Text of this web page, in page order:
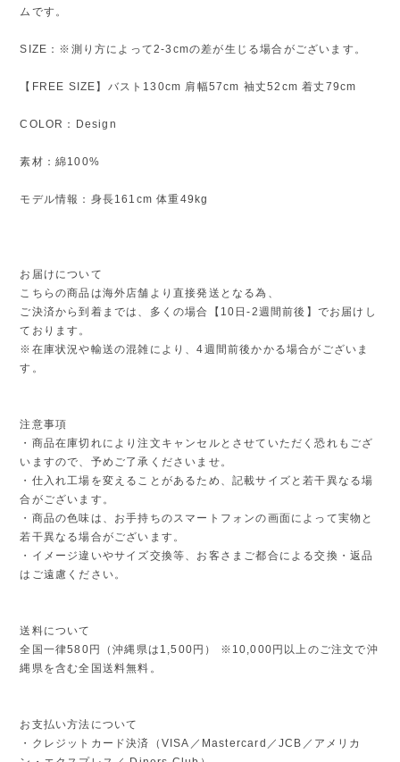
ムです。
SIZE：※測り方によって2-3cmの差が生じる場合がございます。
【FREE SIZE】バスト130cm 肩幅57cm 袖丈52cm 着丈79cm
COLOR：Design
素材：綿100%
モデル情報：身長161cm 体重49kg
お届けについて
こちらの商品は海外店舗より直接発送となる為、
ご決済から到着までは、多くの場合【10日-2週間前後】でお届けし
ております。
※在庫状況や輸送の混雑により、4週間前後かかる場合がございま
す。
注意事項
・商品在庫切れにより注文キャンセルとさせていただく恐れもござ
いますので、予めご了承くださいませ。
・仕入れ工場を変えることがあるため、記載サイズと若干異なる場
合がございます。
・商品の色味は、お手持ちのスマートフォンの画面によって実物と
若干異なる場合がございます。
・イメージ違いやサイズ交換等、お客さまご都合による交換・返品
はご遠慮ください。
送料について
全国一律580円（沖縄県は1,500円） ※10,000円以上のご注文で沖
縄県を含む全国送料無料。
お支払い方法について
・クレジットカード決済（VISA／Mastercard／JCB／アメリカ